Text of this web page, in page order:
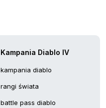
Kampania Diablo IV
kampania diablo
rangi świata
battle pass diablo